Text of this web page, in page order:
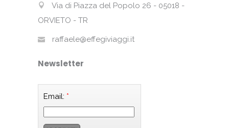
Via di Piazza del Popolo 26 - 05018 -
ORVIETO - TR
raffaele@effegiviaggi.it
Newsletter
Email: *